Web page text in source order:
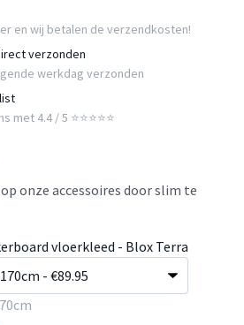
en wij betalen de verzendkosten!
verzonden
werkdag verzonden
4.4 / 5 ⭐⭐⭐⭐⭐
onze accessoires door slim te
vloerkleed - Blox Terra